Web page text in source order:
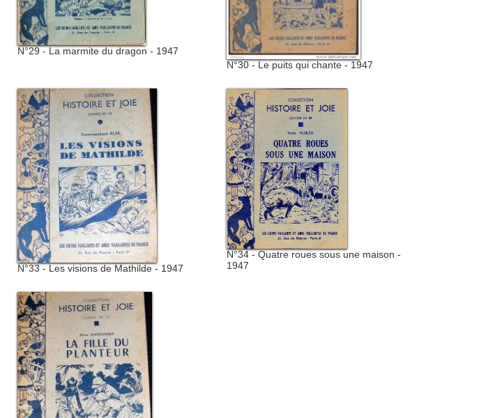
N°29 - La marmite du dragon - 1947
N°30 - Le puits qui chante - 1947
N°33 - Les visions de Mathilde - 1947
N°34 - Quatre roues sous une maison -
1947